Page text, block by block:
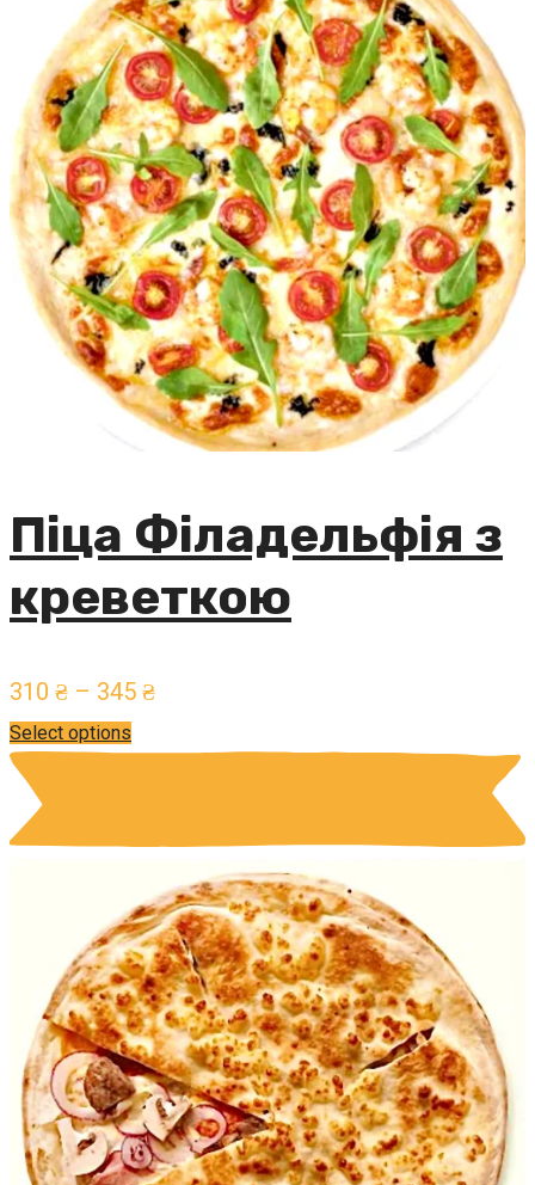
Піца Філадельфія з
креветкою
310 ₴ – 345 ₴
Select options